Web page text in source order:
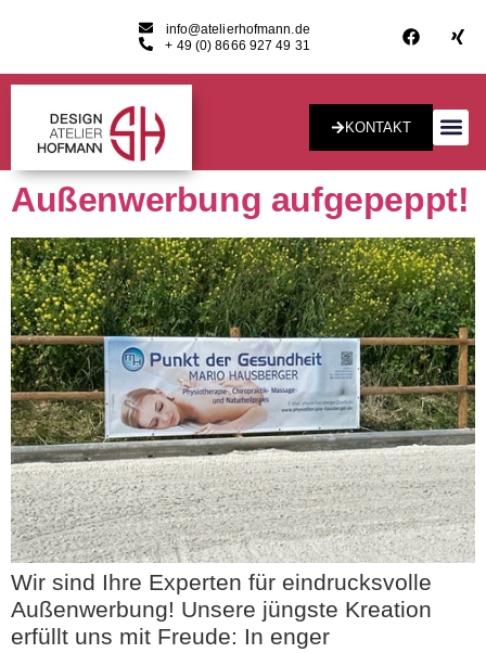
info@atelierhofmann.de
+ 49 (0) 8666 927 49 31
KONTAKT
Außenwerbung aufgepeppt!
Wir sind Ihre Experten für eindrucksvolle
Außenwerbung! Unsere jüngste Kreation
erfüllt uns mit Freude: In enger